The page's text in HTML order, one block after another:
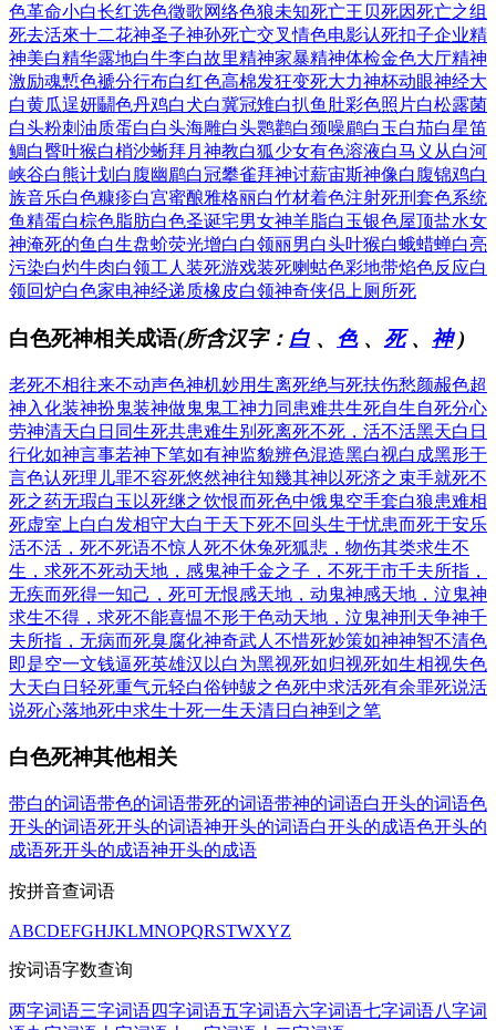
色革命小白长红选色徵歌网络色狼未知死亡王贝死因死亡之组
死去活來十二花神圣子神孙死亡交叉情色电影认死扣子企业精
神美白精华露地白牛李白故里精神家暴精神体检金色大厅精神
激励魂慙色褫分行布白红色高棉发狂变死大力神杯动眼神经大
白黄瓜逞妍鬭色丹鸡白犬白冀冠雉白扒鱼肚彩色照片白松露菌
白头粉刺油质蛋白白头海雕白头鹮鹳白颈噪鹛白玉白茄白星笛
鲷白臀叶猴白梢沙蜥拜月神教白狐少女有色溶液白马义从白河
峡谷白熊计划 白腹幽鹛白冠攀雀拜神讨薪宙斯神像白腹锦鸡白
族音乐白色糠疹白宫蜜酿雅格丽白竹材着色注射死刑 套色系统
鱼精蛋白棕色脂肪白色圣诞宅男女神羊脂白玉银色屋顶盐水女
神淹死的鱼 白生盘蚧荧光增白白领丽男白头叶猴白蛾蜡蝉白亮
污染白灼牛肉白领工人 装死游戏装死喇蛄色彩地带焰色反应白
领回炉白色家电神经递质橡皮白领神奇侠侣 上厕所死
白色死神相关成语(所含汉字： 白 、 色、 死、 神)
老死不相往来不动声色神机妙用生离死绝与死扶伤愁颜赧色超
神入化装神扮鬼装神做鬼鬼工神力 同患难共生死自生自死分心
劳神清天白日 同生死共患难生别死离死不死，活不活黑天白日
行化如神言事若神下笔如有神监貌辨色混造黑白视白成黑形于
言色认死理儿罪不容死悠然神往知幾其神 以死济之束手就死不
死之药无瑕白玉 以死继之饮恨而死色中饿鬼空手套白狼患难相
死虚室上白白发相守大白于天下死不回头生于忧患而死于安乐
活不活，死不死语不惊人死不休兔死狐悲，物伤其类求生不
生，求死不死动天地，感鬼神千金之子，不死于市千夫所指，
无疾而死得一知己，死可无恨感天地，动鬼神感天地，泣鬼神
求生不得，求死不能喜愠不形于色动天地，泣鬼神刑天争神千
夫所指，无病而死臭腐化神奇武人不惜死妙策如神神智不清色
即是空一文钱逼死英雄汉 以白为黑视死如归视死如生相视失色
大天白日 轻死重气元轻白俗钟皷之色死中求活死有余罪死说活
说死心落地死中求生十死一生天清日白神到之笔
白色死神其他相关
带白的词语带色的词语带死的词语带神的词语白开头的词语色
开头的词语死开头的词语神开头的词语白开头的成语色开头的
成语死开头的成语神开头的成语
按拼音查词语
ABCDEFGHJKLMNOPQRSTWXYZ
按词语字数查询
两字词语三字词语四字词语五字词语六字词语七字词语八字词